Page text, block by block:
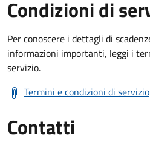
Condizioni di
Per conoscere i dettagli di
informazioni importanti, leggi i
servizio.
Termini e condizioni di servizio
Contatti